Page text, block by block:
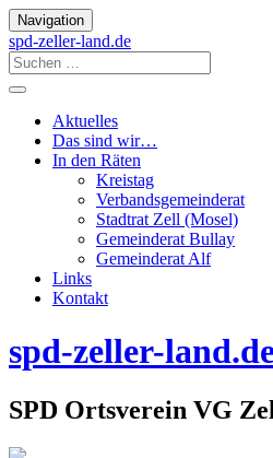
Navigation
spd-zeller-land.de
Aktuelles
Das sind wir…
In den Räten
Kreistag
Verbandsgemeinderat
Stadtrat Zell (Mosel)
Gemeinderat Bullay
Gemeinderat Alf
Links
Kontakt
spd-zeller-
SPD Ortsverein VG